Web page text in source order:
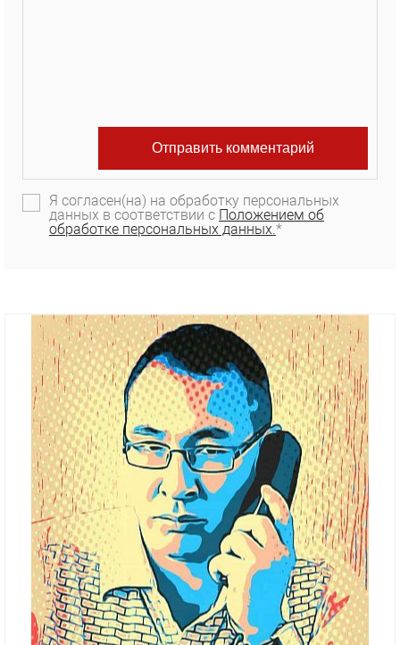
Я согласен(на) на обработку персональных
данных в соответствии с Положением об
обработке персональных данных.*